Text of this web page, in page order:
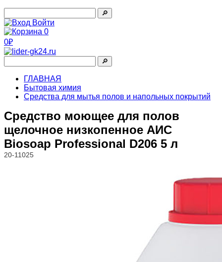
🔎︎
Войти
0
0₽
🔎︎
ГЛАВНАЯ
Бытовая химия
Средства для мытья полов и напольных покрытий
Средство моющее для полов
щелочное низкопенное АИС
Biosoap Professional D206 5 л
20-11025